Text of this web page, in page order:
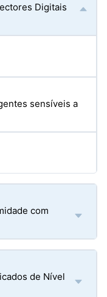
Digitais
sensíveis a
com
de Nível